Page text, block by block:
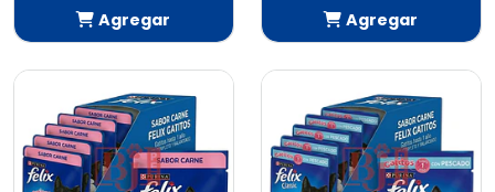
Agregar
Añadido
Agregar
Añadido